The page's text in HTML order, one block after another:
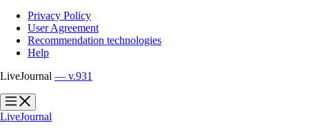
Privacy Policy
User Agreement
Recommendation technologies
Help
LiveJournal — v.931
?
?
LiveJournal